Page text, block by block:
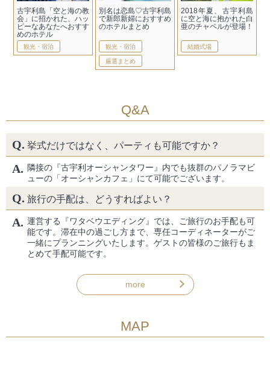
古宇利島「空と海の教
会」に招かれた、ハッ
ピーなあなたへおすす
めのホテル
観光・宿泊
別名は恋島♡古宇利島
で新郎新婦におすすめ
のホテルまとめ
観光・宿泊
厳選まとめ
2018年夏、古宇利島
に空と海に抱かれた白
亜のチャペルが登場！
結婚式場
Q&A
Q. 挙式だけではなく、パーティも可能ですか？
A. 隣接の『古宇利オーシャンタワー』内でも抜群のパノラマビ
ューの「オーシャンカフェ」にて可能でございます。
Q. 旅行の手配は、どうすればよい？
A. 運営する『ワタベウエディング』では、ご旅行のお手配も可
能です。滞在中の過ごし方まで、専任コーディネーターがご
一緒にプランニングいたします。ゲストの皆様のご旅行もま
とめて手配可能です。
more
MAP